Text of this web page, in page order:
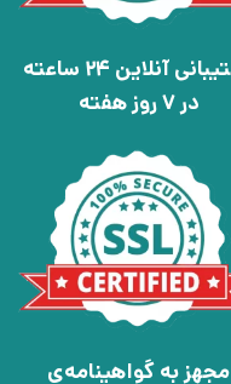
پشتیبانی آنلاین 24 ساعته
در 7 روز هفته
مجهز به گواهینامه‌ی